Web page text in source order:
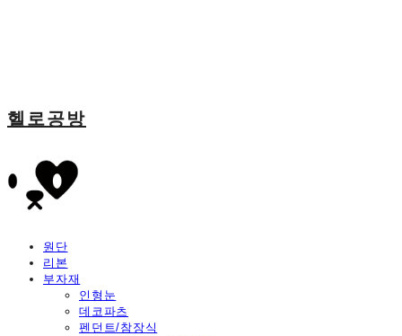
헬로공방
원단
리본
부자재
인형눈
데코파츠
펜던트/참장식